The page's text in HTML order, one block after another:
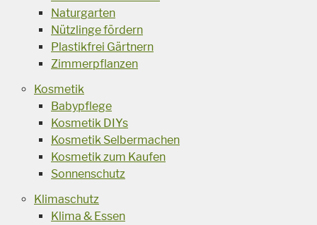
Naturgarten
Nützlinge fördern
Plastikfrei Gärtnern
Zimmerpflanzen
Kosmetik
Babypflege
Kosmetik DIYs
Kosmetik Selbermachen
Kosmetik zum Kaufen
Sonnenschutz
Klimaschutz
Klima & Essen